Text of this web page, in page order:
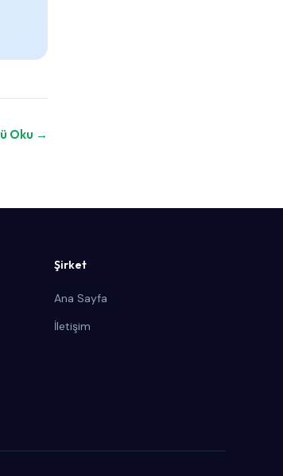
Oku →
Şirket
Ana Sayfa
İletişim